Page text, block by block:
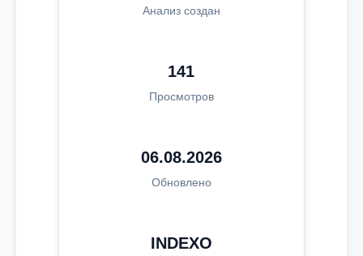
Анализ создан
141
Просмотров
06.08.2026
Обновлено
INDEXO